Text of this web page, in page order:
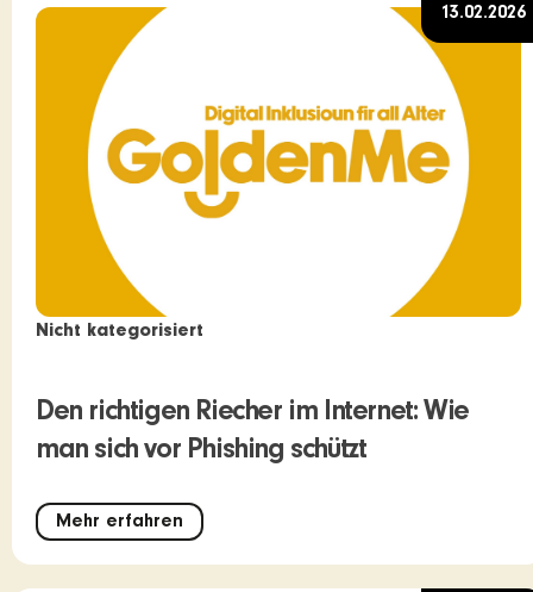
Nicht kategorisiert
Den richtigen Riecher im Internet: Wie
man sich vor Phishing schützt
Mehr erfahren
13.02.2026